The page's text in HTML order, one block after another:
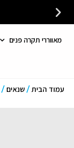
מאווררי תקרה פנים
עמוד הבית/ שנאים /